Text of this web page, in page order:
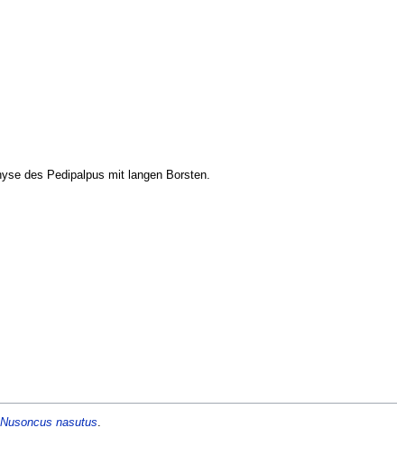
des Pedipalpus mit langen Borsten.
Nusoncus nasutus